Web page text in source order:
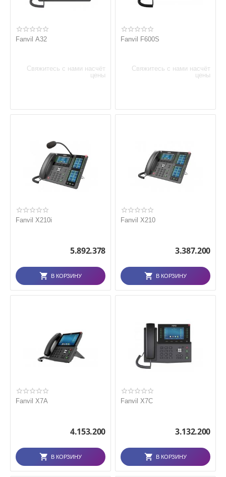
Fanvil A32
Свяжитесь с нами насчёт
цены
Fanvil F600S
Свяжитесь с нами насчёт
цены
Fanvil X210i
5.892.378
В КОРЗИНУ
Fanvil X210
3.387.200
В КОРЗИНУ
Fanvil X7A
4.153.200
В КОРЗИНУ
Fanvil X7C
3.132.200
В КОРЗИНУ